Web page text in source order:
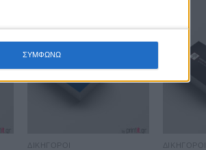
ΣΥΜΦΩΝΩ
ΔΙΚΗΓΌΡΟΙ ΔΙΚΗΓΌΡΟΙ